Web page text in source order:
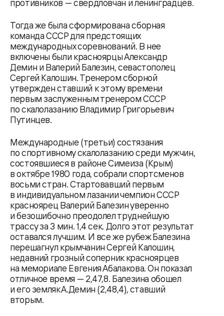
противников — свердловчан и ленинградцев.
Тогда же была сформирована сборная
команда СССР для предстоящих
международных соревнований. В нее
включены были красноярцы Александр
Демин и Валерий Балезин, севастополец
Сергей Калошин. Тренером сборной
утвержден ставший к этому времени
первым заслуженным тренером СССР
по скалолазанию Владимир Григорьевич
Путинцев.
Международные (третьи) состязания
по спортивному скалолазанию среди мужчин,
состоявшиеся в районе Симеиза (Крым)
в октябре 1980 года, собрали спортсменов
восьми стран. Стартовавший первым
в индивидуальном лазании чемпион СССР
красноярец Валерий Балезин уверенно
и безошибочно преодолел труднейшую
трассу за 3 мин. 1,4 сек. Долго этот результат
оставался лучшим. И все же рубеж Балезина
перешагнул крымчанин Сергей Калошин,
недавний грозный соперник красноярцев
на мемориале Евгения Абалакова. Он показал
отличное время — 2,47,8. Балезина обошел
и его земляк А.Демин (2,48,4), ставший
вторым.